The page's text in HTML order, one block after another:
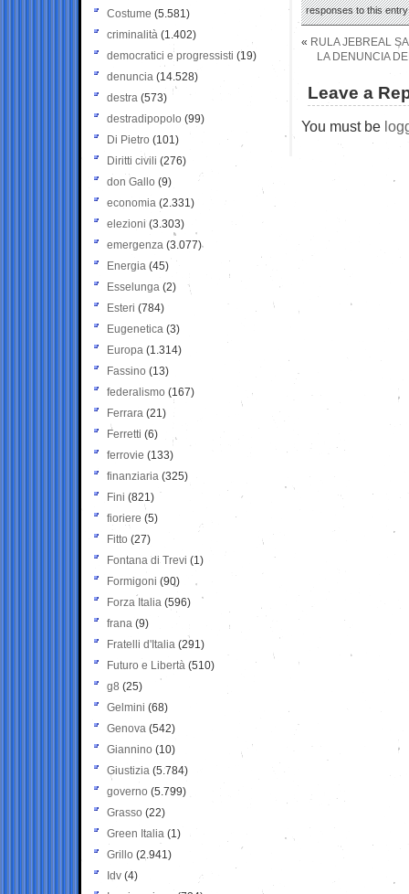
responses to this
« RULA JEBREAL
LA DENUNCIA
Leave a
You must be
Costume (5.581)
criminalità (1.402)
democratici e progressisti (19)
denuncia (14.528)
destra (573)
destradipopolo (99)
Di Pietro (101)
Diritti civili (276)
don Gallo (9)
economia (2.331)
elezioni (3.303)
emergenza (3.077)
Energia (45)
Esselunga (2)
Esteri (784)
Eugenetica (3)
Europa (1.314)
Fassino (13)
federalismo (167)
Ferrara (21)
Ferretti (6)
ferrovie (133)
finanziaria (325)
Fini (821)
fioriere (5)
Fitto (27)
Fontana di Trevi (1)
Formigoni (90)
Forza Italia (596)
frana (9)
Fratelli d'Italia (291)
Futuro e Libertà (510)
g8 (25)
Gelmini (68)
Genova (542)
Giannino (10)
Giustizia (5.784)
governo (5.799)
Grasso (22)
Green Italia (1)
Grillo (2.941)
Idv (4)